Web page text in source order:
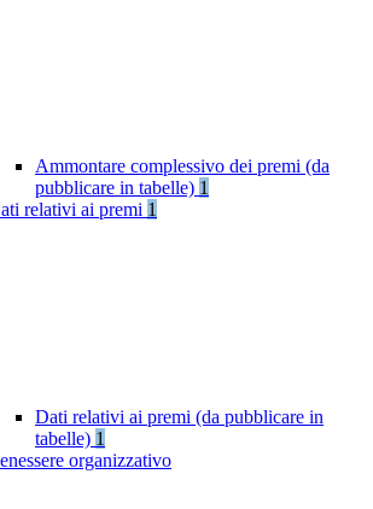
Ammontare complessivo dei premi (da
pubblicare in tabelle) 1
relativi ai premi 1
Dati relativi ai premi (da pubblicare in
tabelle) 1
organizzativo